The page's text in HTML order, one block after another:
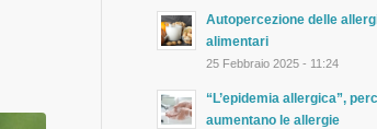
Autopercezione delle
alimentari
25 Febbraio 2025 - 11:24
“L’epidemia allergica”,
aumentano le allergie